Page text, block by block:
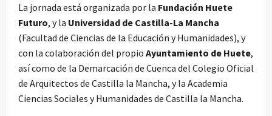
La jornada está organizada por la Fundación Huete
Futuro, y la Universidad de Castilla-La Mancha
(Facultad de Ciencias de la Educación y Humanidades), y
con la colaboración del propio Ayuntamiento de Huete,
así como de la Demarcación de Cuenca del Colegio Oficial
de Arquitectos de Castilla la Mancha, y la Academia
Ciencias Sociales y Humanidades de Castilla la Mancha.